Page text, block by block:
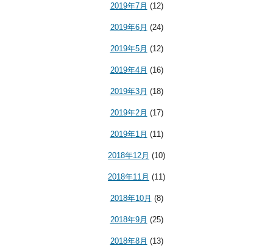
2019年7月 (12)
2019年6月 (24)
2019年5月 (12)
2019年4月 (16)
2019年3月 (18)
2019年2月 (17)
2019年1月 (11)
2018年12月 (10)
2018年11月 (11)
2018年10月 (8)
2018年9月 (25)
2018年8月 (13)